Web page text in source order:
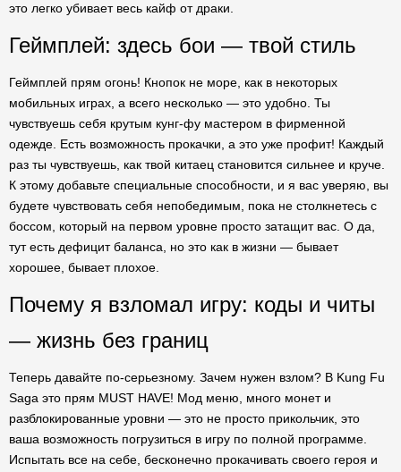
это легко убивает весь кайф от драки.
Геймплей: здесь бои — твой стиль
Геймплей прям огонь! Кнопок не море, как в некоторых
мобильных играх, а всего несколько — это удобно. Ты
чувствуешь себя крутым кунг-фу мастером в фирменной
одежде. Есть возможность прокачки, а это уже профит! Каждый
раз ты чувствуешь, как твой китаец становится сильнее и круче.
К этому добавьте специальные способности, и я вас уверяю, вы
будете чувствовать себя непобедимым, пока не столкнетесь с
боссом, который на первом уровне просто затащит вас. О да,
тут есть дефицит баланса, но это как в жизни — бывает
хорошее, бывает плохое.
Почему я взломал игру: коды и читы
— жизнь без границ
Теперь давайте по-серьезному. Зачем нужен взлом? В Kung Fu
Saga это прям MUST HAVE! Мод меню, много монет и
разблокированные уровни — это не просто прикольчик, это
ваша возможность погрузиться в игру по полной программе.
Испытать все на себе, бесконечно прокачивать своего героя и